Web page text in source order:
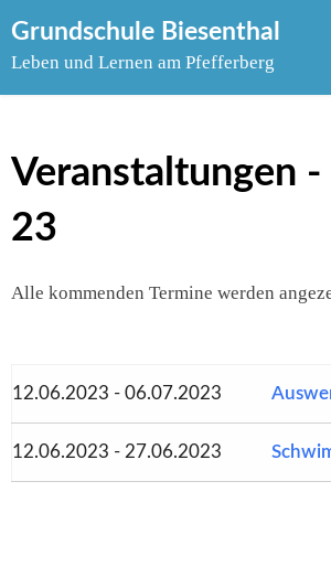
to
Grundschule Biesenthal
Leben und Lernen am Pfefferberg
Veranstaltungen -
23
Alle kommenden Termine werden
12.06.2023 - 06.07.2023
12.06.2023 - 27.06.2023